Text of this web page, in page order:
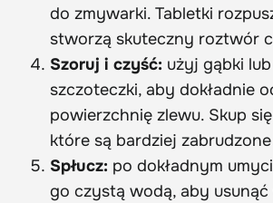
do zmywarki. Tabletki
stworzą skuteczny roztwór
Szoruj i czyść: użyj gąbki
szczoteczki, aby dokładnie
powierzchnię zlewu. Skup
które są bardziej
Spłucz: po dokładnym
go czystą wodą, aby usunąć